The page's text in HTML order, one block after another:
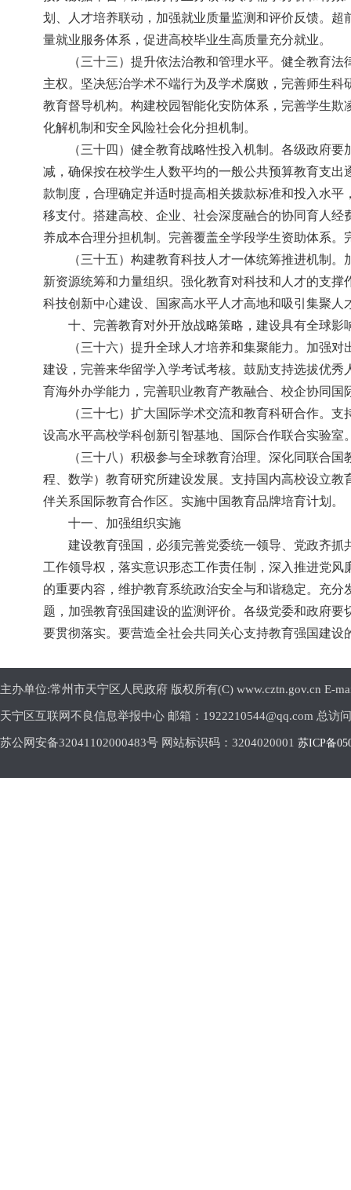
划、人才培养联动，加强就业质量监测和评价反馈。
量就业服务体系，促进高校毕业生高质量充分就业。
（三十三）提升依法治教和管理水平。健全教育
主权。坚决惩治学术不端行为及学术腐败，完善师生
教育督导机构。构建校园智能化安防体系，完善学生
化解机制和安全风险社会化分担机制。
（三十四）健全教育战略性投入机制。各级政府
减，确保按在校学生人数平均的一般公共预算教育支
款制度，合理确定并适时提高相关拨款标准和投入水
移支付。搭建高校、企业、社会深度融合的协同育人
养成本合理分担机制。完善覆盖全学段学生资助体系
（三十五）构建教育科技人才一体统筹推进机制
新资源统筹和力量组织。强化教育对科技和人才的支
科技创新中心建设、国家高水平人才高地和吸引集聚
十、完善教育对外开放战略策略，建设具有全球影
（三十六）提升全球人才培养和集聚能力。加强
建设，完善来华留学入学考试考核。鼓励支持选拔优
育海外办学能力，完善职业教育产教融合、校企协同
（三十七）扩大国际学术交流和教育科研合作。
设高水平高校学科创新引智基地、国际合作联合实验
（三十八）积极参与全球教育治理。深化同联合
程、数学）教育研究所建设发展。支持国内高校设立
伴关系国际教育合作区。实施中国教育品牌培育计划。
十一、加强组织实施
建设教育强国，必须完善党委统一领导、党政齐
工作领导权，落实意识形态工作责任制，深入推进党
的重要内容，维护教育系统政治安全与和谐稳定。充
题，加强教育强国建设的监测评价。各级党委和政府
要贯彻落实。要营造全社会共同关心支持教育强国建
主办单位:常州市天宁区人民政府 版权所有(C) www.cztn.gov.cn E-
天宁区互联网不良信息举报中心 邮箱：1922210544@qq.com 总访
苏公网安备32041102000483号 网站标识码：3204020001 苏ICP备